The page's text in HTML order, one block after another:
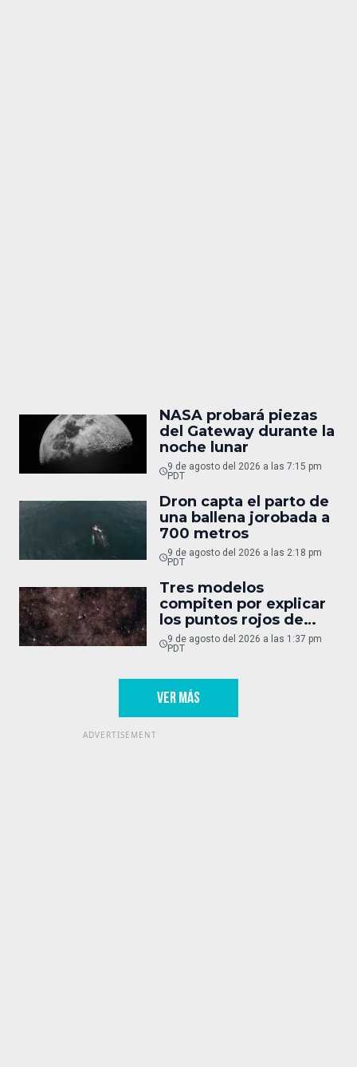
NASA probará piezas
del Gateway durante la
noche lunar
9 de agosto del 2026 a las 7:15 pm
PDT
Dron capta el parto de
una ballena jorobada a
700 metros
9 de agosto del 2026 a las 2:18 pm
PDT
Tres modelos
compiten por explicar
los puntos rojos de
Webb
9 de agosto del 2026 a las 1:37 pm
PDT
VER MÁS